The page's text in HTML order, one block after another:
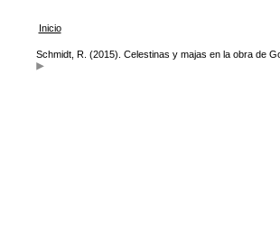
Inicio
Schmidt, R. (2015). Celestinas y majas en la obra de